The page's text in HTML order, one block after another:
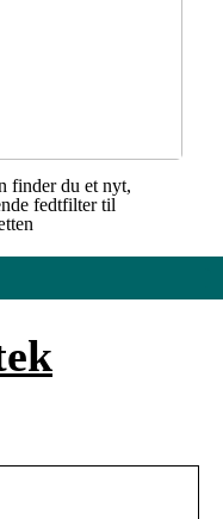
finder du et nyt,
fedtfilter til